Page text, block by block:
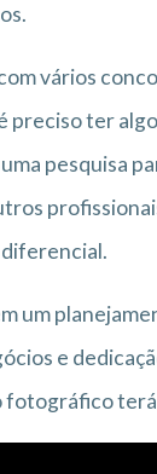
vários
preciso ter
pesquisa
um
e
fotográfico